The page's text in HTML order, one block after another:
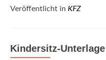
Veröffentlicht in KFZ
Kindersitz-